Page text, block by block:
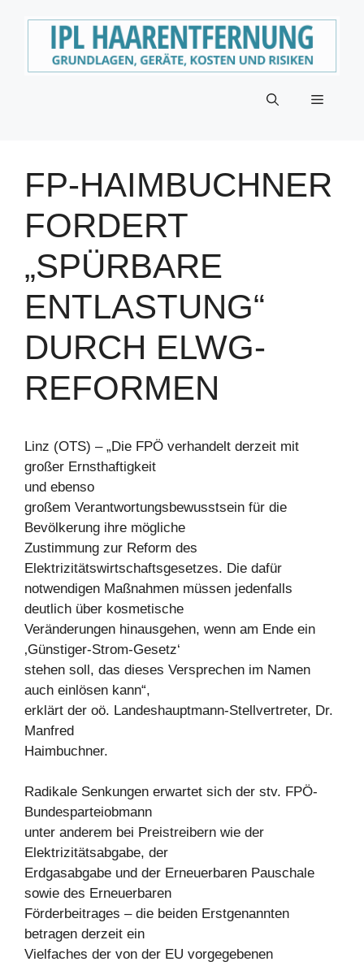
Menü
FP-HAIMBUCHNER
FORDERT
„SPÜRBARE
ENTLASTUNG“
DURCH ELWG-
REFORMEN
Linz (OTS) – „Die FPÖ verhandelt derzeit mit
großer Ernsthaftigkeit
und ebenso
großem Verantwortungsbewusstsein für die
Bevölkerung ihre mögliche
Zustimmung zur Reform des
Elektrizitätswirtschaftsgesetzes. Die dafür
notwendigen Maßnahmen müssen jedenfalls
deutlich über kosmetische
Veränderungen hinausgehen, wenn am Ende ein
‚Günstiger-Strom-Gesetz‘
stehen soll, das dieses Versprechen im Namen
auch einlösen kann“,
erklärt der oö. Landeshauptmann-Stellvertreter, Dr.
Manfred
Haimbuchner.
Radikale Senkungen erwartet sich der stv. FPÖ-
Bundesparteiobmann
unter anderem bei Preistreibern wie der
Elektrizitätsabgabe, der
Erdgasabgabe und der Erneuerbaren Pauschale
sowie des Erneuerbaren
Förderbeitrages – die beiden Erstgenannten
betragen derzeit ein
Vielfaches der von der EU vorgegebenen